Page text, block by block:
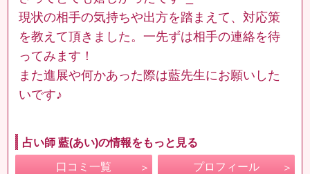
現状の相手の気持ちや出方を踏まえて、対応策
を教えて頂きました。一先ずは相手の連絡を待
ってみます！
また進展や何かあった際は藍先生にお願いした
いです♪
占い師 藍(あい)の情報をもっと見る
口コミ一覧 プロフィール